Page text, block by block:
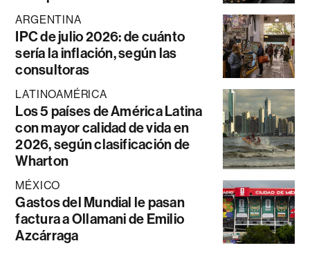
ARGENTINA
IPC de julio 2026: de cuánto
sería la inflación, según las
consultoras
LATINOAMÉRICA
Los 5 países de América Latina
con mayor calidad de vida en
2026, según clasificación de
Wharton
MÉXICO
Gastos del Mundial le pasan
factura a Ollamani de Emilio
Azcárraga